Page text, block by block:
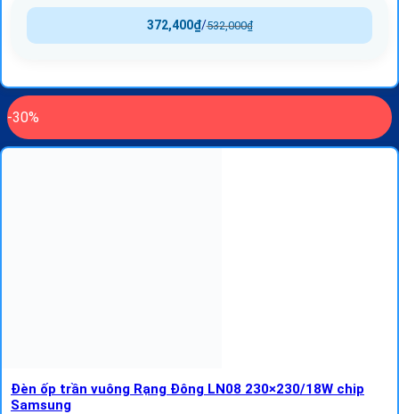
532,000₫
/
372,400₫
-30%
Đèn ốp trần vuông Rạng Đông LN08 230×230/18W chip
Samsung